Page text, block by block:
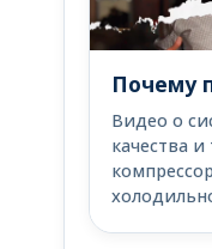
Почему
Видео о
качества